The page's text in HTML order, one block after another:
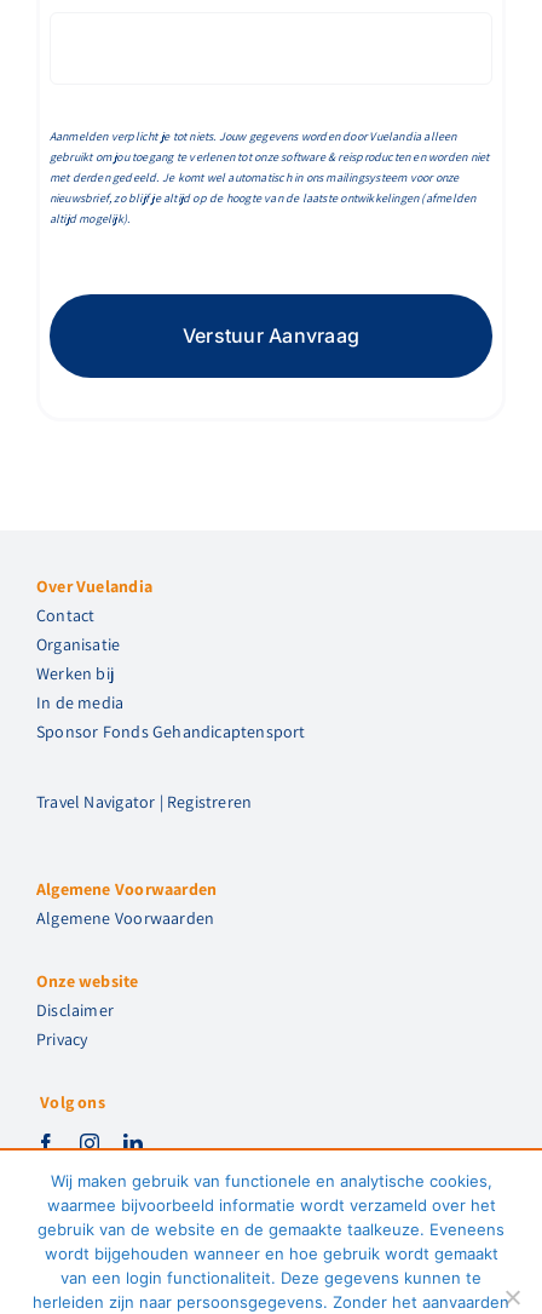
Aanmelden verplicht je tot niets. Jouw gegevens worden door Vuelandia alleen
gebruikt om jou toegang te verlenen tot onze software & reisproducten en worden niet
met derden gedeeld. Je komt wel automatisch in ons mailingsysteem voor onze
nieuwsbrief, zo blijf je altijd op de hoogte van de laatste ontwikkelingen (afmelden
altijd mogelijk).
Verstuur Aanvraag
Over Vuelandia
Contact
Organisatie
Werken bij
In de media
Sponsor Fonds Gehandicaptensport
Travel Navigator | Registreren
Algemene Voorwaarden
Algemene Voorwaarden
Onze website
Disclaimer
Privacy
Volg ons
Wij maken gebruik van functionele en analytische cookies,
waarmee bijvoorbeeld informatie wordt verzameld over het
gebruik van de website en de gemaakte taalkeuze. Eveneens
wordt bijgehouden wanneer en hoe gebruik wordt gemaakt
van een login functionaliteit. Deze gegevens kunnen te
herleiden zijn naar persoonsgegevens. Zonder het aanvaarden